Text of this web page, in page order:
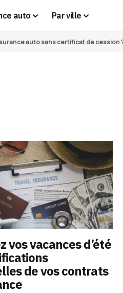
auto Par ville
auto sans certificat de cession
vos vacances d’été
de vos contrats